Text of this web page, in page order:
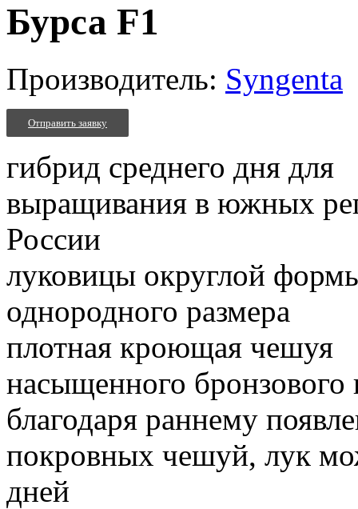
Бурса F1
Производитель: Syngenta
Отправить заявку
гибрид среднего дня для
выращивания в южных
России
луковицы округлой
однородного размера
плотная кроющая чешуя
насыщенного бронзового
благодаря раннему
покровных чешуй, лук
дней